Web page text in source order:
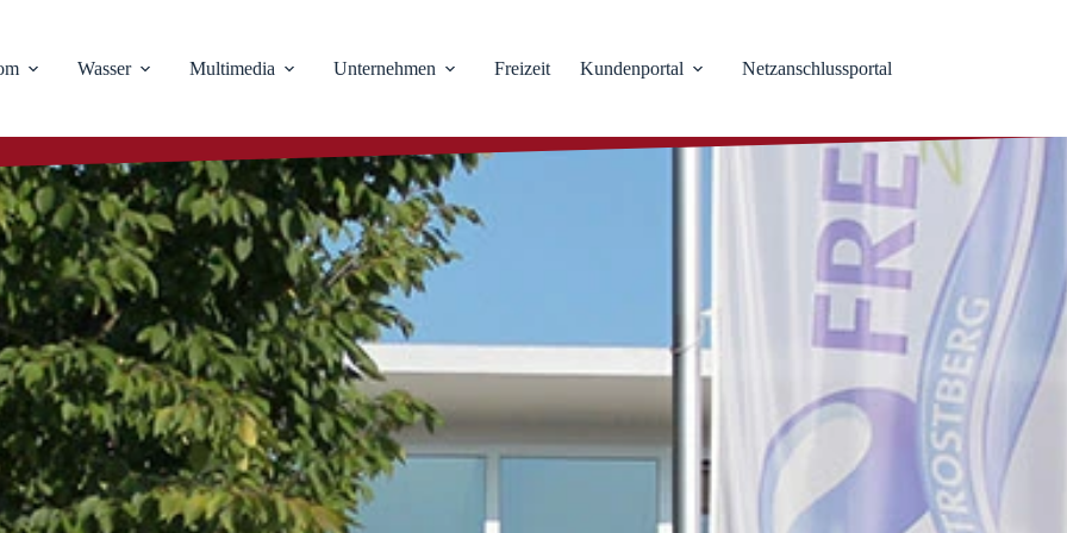
Wasser Multimedia Unternehmen Freizeit Kundenportal Netzanschlussportal